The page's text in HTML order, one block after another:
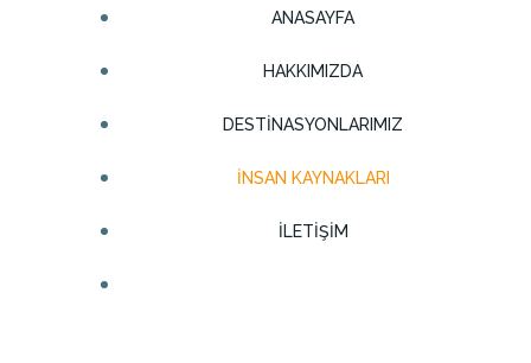
ANASAYFA
HAKKIMIZDA
DESTINASYONLARIMIZ
İNSAN KAYNAKLARI
İLETIŞIM